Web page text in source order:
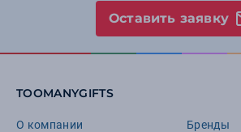
Оставить заявку
TOOMANYGIFTS
О компании
Бренды